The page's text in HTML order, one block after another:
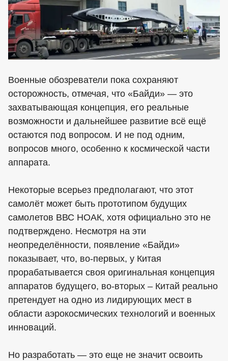
Военные обозреватели пока сохраняют
осторожность, отмечая, что «Байди» — это
захватывающая концепция, его реальные
возможности и дальнейшее развитие всё ещё
остаются под вопросом. И не под одним,
вопросов много, особенно к космической части
аппарата.
Некоторые всерьез предполагают, что этот
самолёт может быть прототипом будущих
самолетов ВВС НОАК, хотя официально это не
подтверждено. Несмотря на эти
неопределённости, появление «Байди»
показывает, что, во-первых, у Китая
прорабатывается своя оригинальная концепция
аппаратов будущего, во-вторых – Китай реально
претендует на одно из лидирующих мест в
области аэрокосмических технологий и военных
инноваций.
Но разработать — это еще не значит освоить